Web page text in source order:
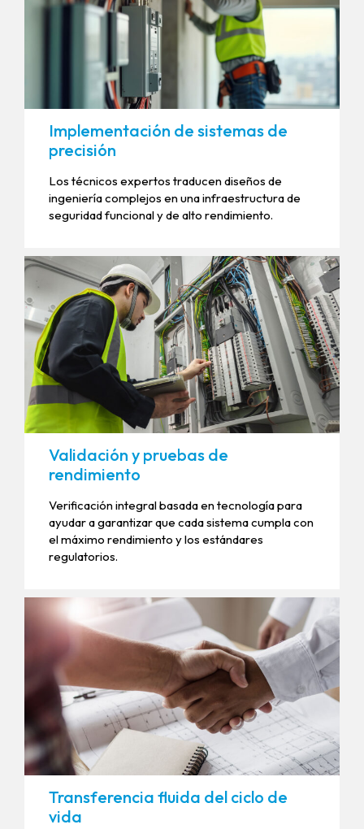
Implementación de sistemas de
precisión
Los técnicos expertos traducen diseños de
ingeniería complejos en una infraestructura de
seguridad funcional y de alto rendimiento.
Validación y pruebas de
rendimiento
Verificación integral basada en tecnología para
ayudar a garantizar que cada sistema cumpla con
el máximo rendimiento y los estándares
regulatorios.
Transferencia fluida del ciclo de
vida